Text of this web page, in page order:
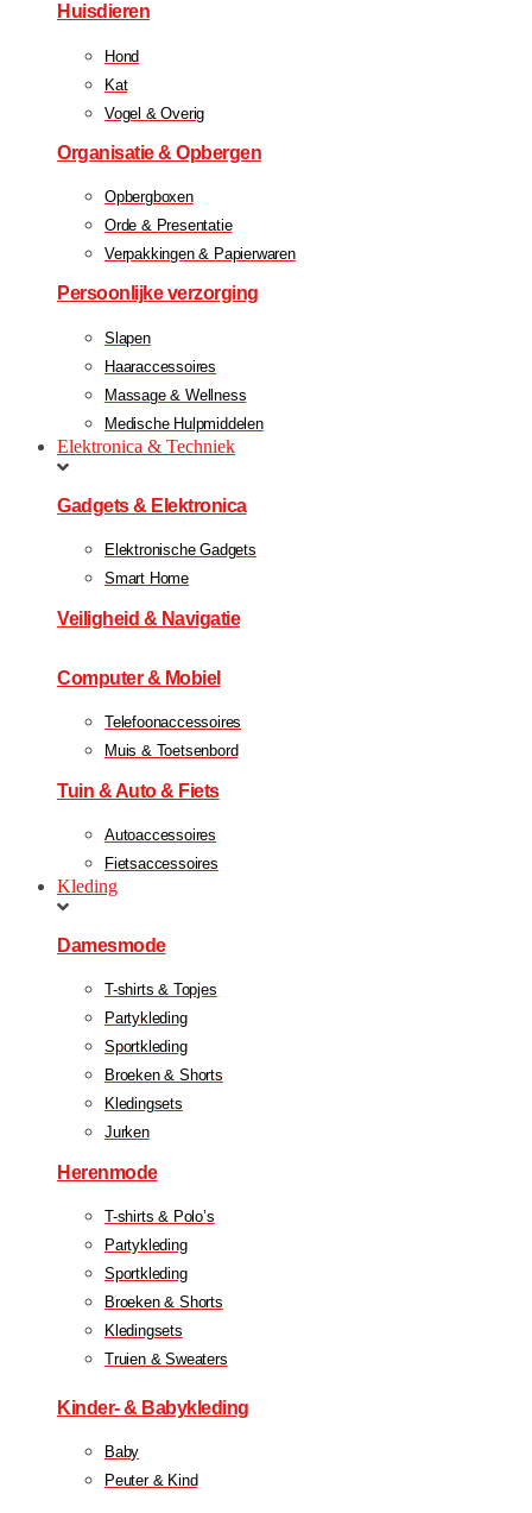
Huisdieren
Hond
Kat
Vogel & Overig
Organisatie & Opbergen
Opbergboxen
Orde & Presentatie
Verpakkingen & Papierwaren
Persoonlijke verzorging
Slapen
Haaraccessoires
Massage & Wellness
Medische Hulpmiddelen
Elektronica & Techniek
Gadgets & Elektronica
Elektronische Gadgets
Smart Home
Veiligheid & Navigatie
Computer & Mobiel
Telefoonaccessoires
Muis & Toetsenbord
Tuin & Auto & Fiets
Autoaccessoires
Fietsaccessoires
Kleding
Damesmode
T-shirts & Topjes
Partykleding
Sportkleding
Broeken & Shorts
Kledingsets
Jurken
Herenmode
T-shirts & Polo’s
Partykleding
Sportkleding
Broeken & Shorts
Kledingsets
Truien & Sweaters
Kinder- & Babykleding
Baby
Peuter & Kind